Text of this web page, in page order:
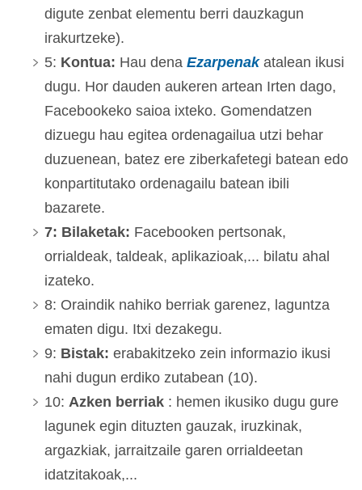
digute zenbat elementu berri dauzkagun
irakurtzeke).
5: Kontua: Hau dena Ezarpenakatalean ikusi
dugu. Hor dauden aukeren artean Irten dago,
Facebookeko saioa ixteko. Gomendatzen
dizuegu hau egitea ordenagailua utzi behar
duzuenean, batez ere ziberkafetegi batean edo
konpartitutako ordenagailu batean ibili
bazarete.
7: Bilaketak: Facebooken pertsonak,
orrialdeak, taldeak, aplikazioak,... bilatu ahal
izateko.
8: Oraindik nahiko berriak garenez, laguntza
ematen digu. Itxi dezakegu.
9: Bistak: erabakitzeko zein informazio ikusi
nahi dugun erdiko zutabean (10).
10: Azken berriak : hemen ikusiko dugu gure
lagunek egin dituzten gauzak, iruzkinak,
argazkiak, jarraitzaile garen orrialdeetan
idatzitakoak,...